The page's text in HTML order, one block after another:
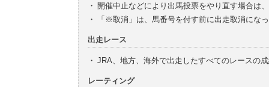
・ 開催中止などにより出馬投票をやり直す場合は
・
「※取消」は、馬番号を付す前に出走取消にな
出走レース
・ JRA、地方、海外で出走したすべてのレースの
レーティング